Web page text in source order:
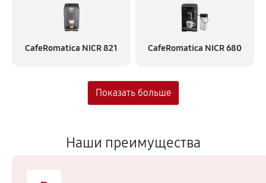
CafeRomatica NICR 821 CafeRomatica NICR 680
Наши преимущества